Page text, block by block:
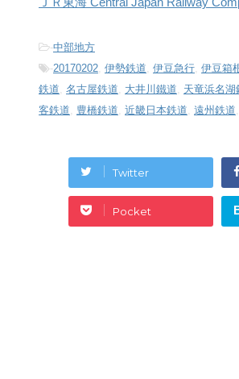
-中部地方
-20170202, 伊勢鉄道, 伊豆急行, 伊豆箱
鉄道, 名古屋鉄道, 大井川鐵道, 天竜浜名湖
客鉄道, 豊橋鉄道, 近畿日本鉄道, 遠州鉄道,
Twitter
Pocket